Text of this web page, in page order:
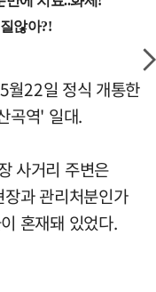
월22일 정식 개통한
곡역' 일대.
사거리 주변은
과 관리처분인가
혼재돼 있었다.